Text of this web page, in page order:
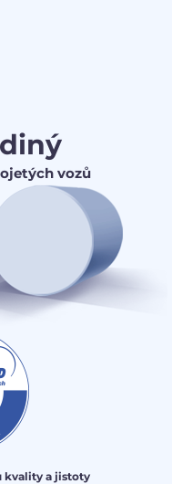
vozů
kvality a jistoty